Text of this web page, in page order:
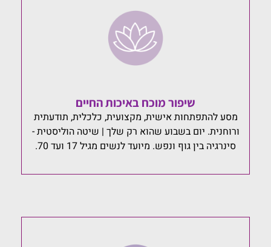
שיפור מוכח באיכות החיים
מסע להתפתחות אישית, מקצועית, כלכלית, תודעתית
ורוחנית. יום בשבוע שהוא רק שלך | שיטה הוליסטית -
סינרגיה בין גוף ונפש. מיועד לנשים מגיל 17 ועד 70.